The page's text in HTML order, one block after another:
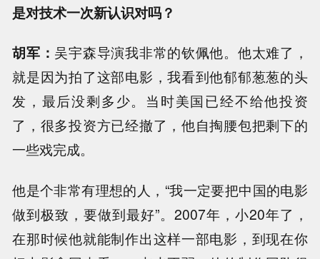
是对技术一次新认识对吗？
胡军： 吴宇森导演我非常的钦佩他。他太难了，
就是因为拍了这部电影，我看到他郁郁葱葱的头
发，最后没剩多少。当时美国已经不给他投资
了，很多投资方已经撤了，他自掏腰包把剩下的
一些戏完成。
他是个非常有理想的人，“我一定要把中国的电影
做到极致，要做到最好”。2007年，小20年了，
在那时候他就能制作出这样一部电影，到现在你